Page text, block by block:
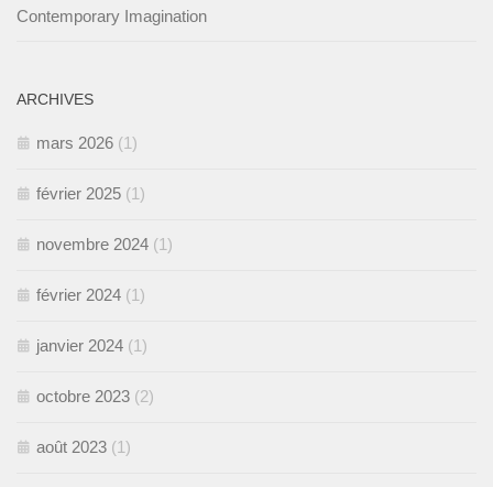
Contemporary Imagination
ARCHIVES
mars 2026 (1)
février 2025 (1)
novembre 2024 (1)
février 2024 (1)
janvier 2024 (1)
octobre 2023 (2)
août 2023 (1)